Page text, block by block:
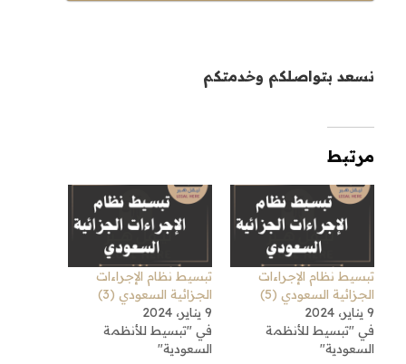
نسعد بتواصلكم وخدمتكم
مرتبط
تبسيط نظام الإجراءات
الجزائية السعودي (5)
9 يناير، 2024
في "تبسيط للأنظمة
السعودية"
تبسيط نظام الإجراءات
الجزائية السعودي (3)
9 يناير، 2024
في "تبسيط للأنظمة
السعودية"